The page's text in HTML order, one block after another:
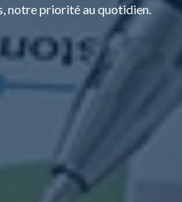
notre priorité au quotidien.